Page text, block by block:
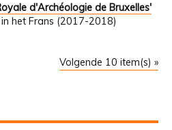
d'Archéologie de Bruxelles'
het Frans (2017-2018)
Volgende 10 item(s) »